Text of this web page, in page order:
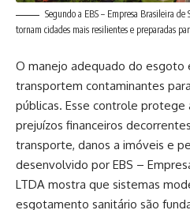
Segundo a EBS – Empresa Brasileira
tornam cidades mais resilientes e preparadas
O manejo adequado do esgoto
transportem contaminantes
públicas. Esse controle
prejuízos financeiros
transporte, danos a imóveis e
desenvolvido por EBS –
LTDA mostra que sistemas
esgotamento sanitário são